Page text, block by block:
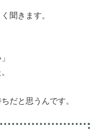
聞きます。
だと思うんです。